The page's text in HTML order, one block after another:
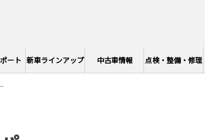
ート 新車ラインアップ 中古車情報 点検・整備・修理